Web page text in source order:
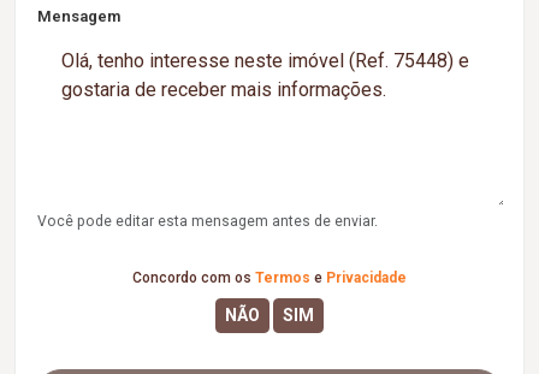
Mensagem
Você pode editar esta mensagem antes de enviar.
Concordo com os Termos e Privacidade